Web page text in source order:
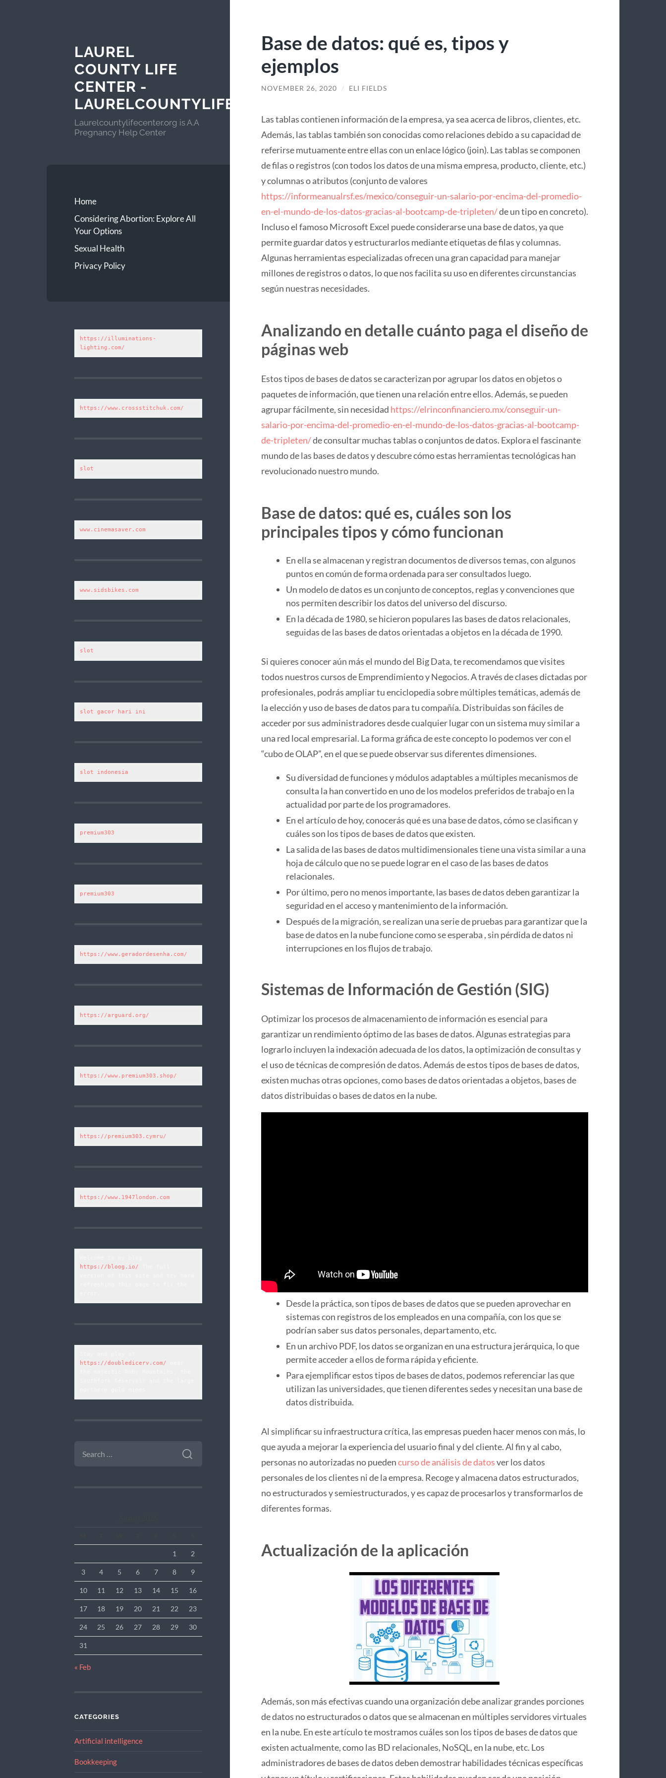
LAUREL
COUNTY LIFE
CENTER -
LAURELCOUNTYLIFECENTER
Laurelcountylifecenter.org is A.A
Pregnancy Help Center
Home
Considering Abortion: Explore All
Your Options
Sexual Health
Privacy Policy
https://illuminations-
lighting.com/
https://www.crossstitchuk.com/
slot
www.cinemasaver.com
www.sidsbikes.com
slot
slot gacor hari ini
slot indonesia
premium303
premium303
https://www.geradordesenha.com/
https://arguard.org/
https://www.premium303.shop/
https://premium303.cymru/
https://www.1947london.com
https://bloog.io/
https://doubledicerv.com/
FOR:
1 2
3 4 5 6 7 8 9
10 11 12 13 14 15 16
17 18 19 20 21 22 23
24 25 26 27 28 29 30
31
« Feb
CATEGORIES
Artificial intelligence
Bookkeeping
Base de datos: qué es, tipos y
ejemplos
NOVEMBER 26, 2020 / ELI FIELDS
Las tablas contienen información de la empresa, ya sea acerca de libros, clientes, etc.
Además, las tablas también son conocidas como relaciones debido a su capacidad de
referirse mutuamente entre ellas con un enlace lógico (join). Las tablas se componen
de filas o registros (con todos los datos de una misma empresa, producto, cliente, etc.)
y columnas o atributos (conjunto de valores
https://informeanualrsf.es/mexico/conseguir-un-salario-por-encima-del-promedio-
en-el-mundo-de-los-datos-gracias-al-bootcamp-de-tripleten/de un tipo en concreto).
Incluso el famoso Microsoft Excel puede considerarse una base de datos, ya que
permite guardar datos y estructurarlos mediante etiquetas de filas y columnas.
Algunas herramientas especializadas ofrecen una gran capacidad para manejar
millones de registros o datos, lo que nos facilita su uso en diferentes circunstancias
según nuestras necesidades.
Analizando en detalle cuánto paga el diseño de
páginas web
Estos tipos de bases de datos se caracterizan por agrupar los datos en objetos o
paquetes de información, que tienen una relación entre ellos. Además, se pueden
agrupar fácilmente, sin necesidad https://elrinconfinanciero.mx/conseguir-un-
salario-por-encima-del-promedio-en-el-mundo-de-los-datos-gracias-al-bootcamp-
de-tripleten/de consultar muchas tablas o conjuntos de datos. Explora el fascinante
mundo de las bases de datos y descubre cómo estas herramientas tecnológicas han
revolucionado nuestro mundo.
Base de datos: qué es, cuáles son los
principales tipos y cómo funcionan
En ella se almacenan y registran documentos de diversos temas, con algunos
puntos en común de forma ordenada para ser consultados luego.
Un modelo de datos es un conjunto de conceptos, reglas y convenciones que
nos permiten describir los datos del universo del discurso.
En la década de 1980, se hicieron populares las bases de datos relacionales,
seguidas de las bases de datos orientadas a objetos en la década de 1990.
Si quieres conocer aún más el mundo del Big Data, te recomendamos que visites
todos nuestros cursos de Emprendimiento y Negocios. A través de clases dictadas por
profesionales, podrás ampliar tu enciclopedia sobre múltiples temáticas, además de
la elección y uso de bases de datos para tu compañía. Distribuidas son fáciles de
acceder por sus administradores desde cualquier lugar con un sistema muy similar a
una red local empresarial. La forma gráfica de este concepto lo podemos ver con el
“cubo de OLAP”, en el que se puede observar sus diferentes dimensiones.
Su diversidad de funciones y módulos adaptables a múltiples mecanismos de
consulta la han convertido en uno de los modelos preferidos de trabajo en la
actualidad por parte de los programadores.
En el artículo de hoy, conocerás qué es una base de datos, cómo se clasifican y
cuáles son los tipos de bases de datos que existen.
La salida de las bases de datos multidimensionales tiene una vista similar a una
hoja de cálculo que no se puede lograr en el caso de las bases de datos
relacionales.
Por último, pero no menos importante, las bases de datos deben garantizar la
seguridad en el acceso y mantenimiento de la información.
Después de la migración, se realizan una serie de pruebas para garantizar que la
base de datos en la nube funcione como se esperaba , sin pérdida de datos ni
interrupciones en los flujos de trabajo.
Sistemas de Información de Gestión (SIG)
Optimizar los procesos de almacenamiento de información es esencial para
garantizar un rendimiento óptimo de las bases de datos. Algunas estrategias para
lograrlo incluyen la indexación adecuada de los datos, la optimización de consultas y
el uso de técnicas de compresión de datos. Además de estos tipos de bases de datos,
existen muchas otras opciones, como bases de datos orientadas a objetos, bases de
datos distribuidas o bases de datos en la nube.
Desde la práctica, son tipos de bases de datos que se pueden aprovechar en
sistemas con registros de los empleados en una compañía, con los que se
podrían saber sus datos personales, departamento, etc.
En un archivo PDF, los datos se organizan en una estructura jerárquica, lo que
permite acceder a ellos de forma rápida y eficiente.
Para ejemplificar estos tipos de bases de datos, podemos referenciar las que
utilizan las universidades, que tienen diferentes sedes y necesitan una base de
datos distribuida.
Al simplificar su infraestructura crítica, las empresas pueden hacer menos con más, lo
que ayuda a mejorar la experiencia del usuario final y del cliente. Al fin y al cabo,
personas no autorizadas no puedencurso de análisis de datosver los datos
personales de los clientes ni de la empresa. Recoge y almacena datos estructurados,
no estructurados y semiestructurados, y es capaz de procesarlos y transformarlos de
diferentes formas.
Actualización de la aplicación
Además, son más efectivas cuando una organización debe analizar grandes porciones
de datos no estructurados o datos que se almacenan en múltiples servidores virtuales
en la nube. En este artículo te mostramos cuáles son los tipos de bases de datos que
existen actualmente, como las BD relacionales, NoSQL, en la nube, etc. Los
administradores de bases de datos deben demostrar habilidades técnicas específicas